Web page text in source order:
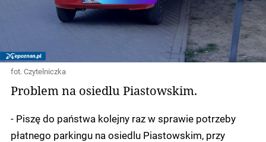
fot. Czytelniczka
Problem na osiedlu Piastowskim.
- Piszę do państwa kolejny raz w sprawie potrzeby
płatnego parkingu na osiedlu Piastowskim, przy